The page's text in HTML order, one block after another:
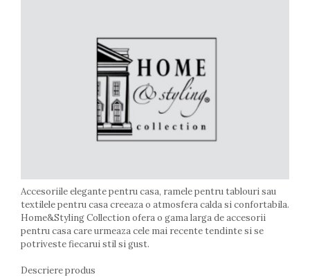
Vesela si tacamuri
Seturi de tacamuri
Suporturi pentru tacamuri
Cani
Cesti
Pahare
Scrumiere
Accesoriile elegante pentru casa, ramele pentru tablouri sau
textilele pentru casa creeaza o atmosfera calda si confortabila.
Home&Styling Collection ofera o gama larga de accesorii
pentru casa care urmeaza cele mai recente tendinte si se
potriveste fiecarui stil si gust.
Descriere produs